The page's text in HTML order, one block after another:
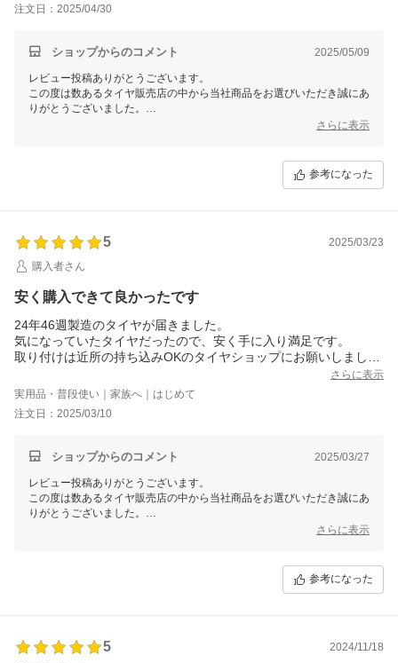
注文日：2025/04/30
ショップからのコメント 2025/05/09
レビュー投稿ありがとうございます。
この度は数あるタイヤ販売店の中から当社商品をお選びいただき誠にあ
りがとうございました。
今後ともお客様に満足頂けるような対応・サービスをスタッフ一同努め
さらに表示
参考になった
5
2025/03/23
購入者さん
安く購入できて良かったです
24年46週製造のタイヤが届きました。
気になっていたタイヤだったので、安く手に入り満足です。
取り付けは近所の持ち込みOKのタイヤショップにお願いしまし
さらに表示
実用品・普段使い｜家族へ｜はじめて
注文日：2025/03/10
ショップからのコメント 2025/03/27
レビュー投稿ありがとうございます。
この度は数あるタイヤ販売店の中から当社商品をお選びいただき誠にあ
りがとうございました。
今後ともお客様に満足頂けるような対応・サービスをスタッフ一同努め
さらに表示
参考になった
5
2024/11/18